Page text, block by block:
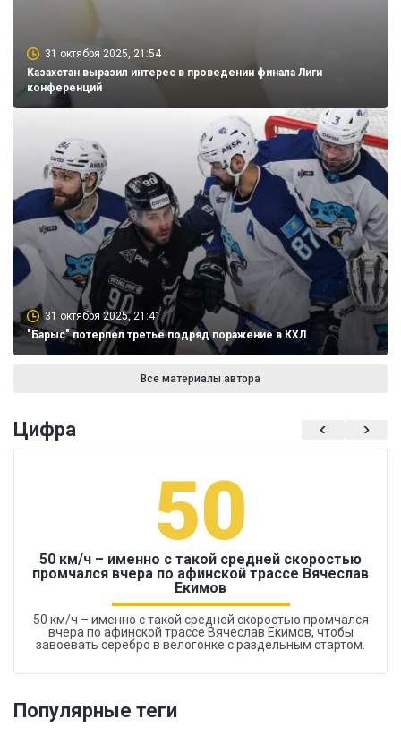
31 октября 2025, 21:54
Казахстан выразил интерес в проведении финала Лиги
конференций
31 октября 2025, 21:41
"Барыс" потерпел третье подряд поражение в КХЛ
Все материалы автора
Цифра
50
50 км/ч – именно с такой средней скоростью
промчался вчера по афинской трассе Вячеслав
Екимов
50 км/ч – именно с такой средней скоростью промчался
вчера по афинской трассе Вячеслав Екимов, чтобы
завоевать серебро в велогонке с раздельным стартом.
Популярные теги